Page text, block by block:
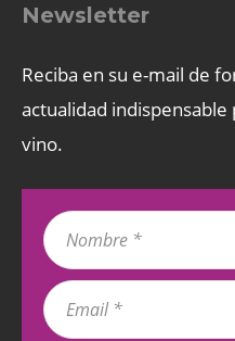
Newsletter
Reciba en su e-mail de
actualidad
vino.